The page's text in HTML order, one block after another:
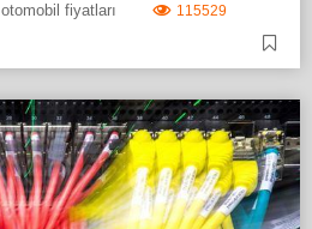
otomobil fiyatları
115529